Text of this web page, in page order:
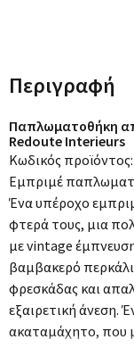
Περιγραφή
Παπλωματοθήκη
Redoute Interieurs
Κωδικός προϊόντος:
Εμπριμέ
Ένα υπέροχο
φτερά τους, μια
με vintage
βαμβακερό
φρεσκάδας και
εξαιρετική άνεση.
ακαταμάχητο, που